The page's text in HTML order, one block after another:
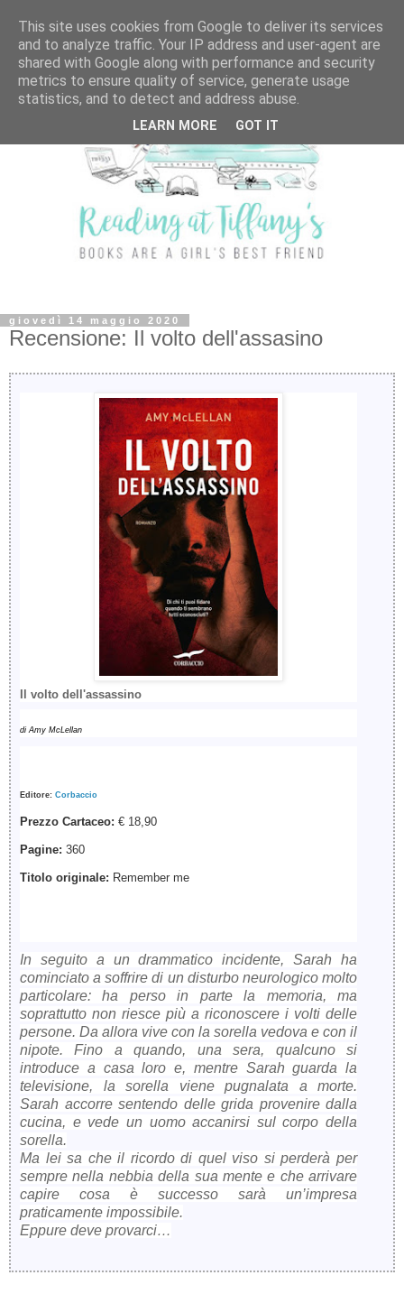
giovedì 14 maggio 2020
Recensione: Il volto dell'assasino
Il volto dell'assassino
di Amy McLellan
Editore: Corbaccio
Prezzo Cartaceo: € 18,90
Pagine: 360
Titolo originale: Remember me
In seguito a un drammatico incidente, Sarah ha
cominciato a soffrire di un disturbo neurologico molto
particolare: ha perso in parte la memoria, ma
soprattutto non riesce più a riconoscere i volti delle
persone. Da allora vive con la sorella vedova e con il
nipote. Fino a quando, una sera, qualcuno si
introduce a casa loro e, mentre Sarah guarda la
televisione, la sorella viene pugnalata a morte.
Sarah accorre sentendo delle grida provenire dalla
cucina, e vede un uomo accanirsi sul corpo della
sorella.
Ma lei sa che il ricordo di quel viso si perderà per
sempre nella nebbia della sua mente e che arrivare
capire cosa è successo sarà un’impresa
praticamente impossibile.
Eppure deve provarci…
This site uses cookies from Google to deliver its services
and to analyze traffic. Your IP address and user-agent are
shared with Google along with performance and security
metrics to ensure quality of service, generate usage
statistics, and to detect and address abuse.
LEARN MORE GOT IT